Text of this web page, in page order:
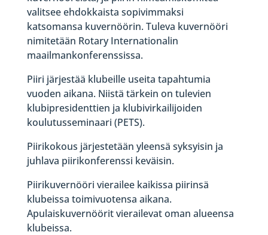
valitsee ehdokkaista sopivimmaksi
katsomansa kuvernöörin. Tuleva kuvernööri
nimitetään Rotary Internationalin
maailmankonferenssissa.
Piiri järjestää klubeille useita tapahtumia
vuoden aikana. Niistä tärkein on tulevien
klubipresidenttien ja klubivirkailijoiden
koulutusseminaari (PETS).
Piirikokous järjestetään yleensä syksyisin ja
juhlava piirikonferenssi keväisin.
Piirikuvernööri vierailee kaikissa piirinsä
klubeissa toimivuotensa aikana.
Apulaiskuvernöörit vierailevat oman alueensa
klubeissa.